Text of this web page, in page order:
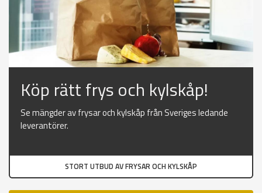
Köp rätt frys och kylskåp!
Se mängder av frysar och kylskåp från Sveriges ledande
leverantörer.
STORT UTBUD AV FRYSAR OCH KYLSKÅP